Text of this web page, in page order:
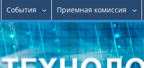
События Приемная комиссия